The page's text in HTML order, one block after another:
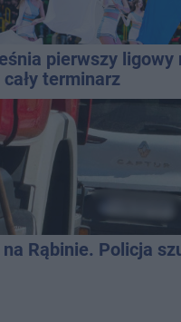
pierwszy ligowy
terminarz
Rąbinie. Policja